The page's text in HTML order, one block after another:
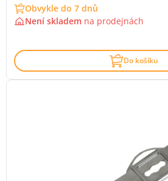
Obvykle do 7 dnů
Není skladem na prodejnách
Do košíku